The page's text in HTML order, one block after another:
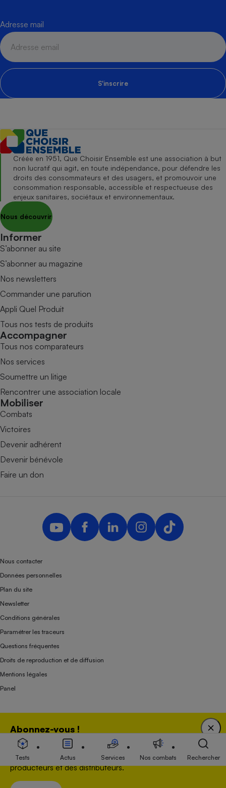
Adresse mail
S'inscrire
Abonnez-vous !
Bénéficiez d'une expertise unique tout en soutenant
une association 100 % indépendante de l'Etat, des
producteurs et des distributeurs.
Créée en 1951, Que Choisir Ensemble est une association à but
non lucratif qui agit, en toute indépendance, pour défendre les
droits des consommateurs et des usagers, et promouvoir une
consommation responsable, accessible et respectueuse des
enjeux sanitaires, sociétaux et environnementaux.
Nous découvrir
Informer
S’abonner au site
S’abonner au magazine
Nos newsletters
Commander une parution
Appli Quel Produit
Tous nos tests de produits
Accompagner
Tous nos comparateurs
Nos services
Soumettre un litige
Rencontrer une association locale
Mobiliser
Combats
Victoires
Devenir adhérent
Devenir bénévole
Faire un don
Nous contacter
Données personnelles
Plan du site
Newsletter
Conditions générales
Paramétrer les traceurs
Questions fréquentes
Droits de reproduction et de diffusion
Mentions légales
Panel
Association indépendante de l’État, des syndicats, des producteurs et des
distributeurs depuis 1951.
Tests Actus Services Nos combats Rechercher